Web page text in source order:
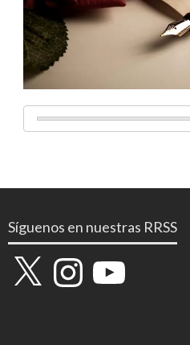
Síguenos en nuestras RRSS
X InstagramYouTube